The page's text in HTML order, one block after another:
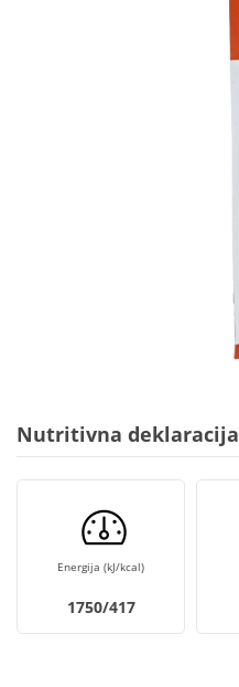
Nutritivna deklaracija
Energija (kJ/kcal)
1750/417